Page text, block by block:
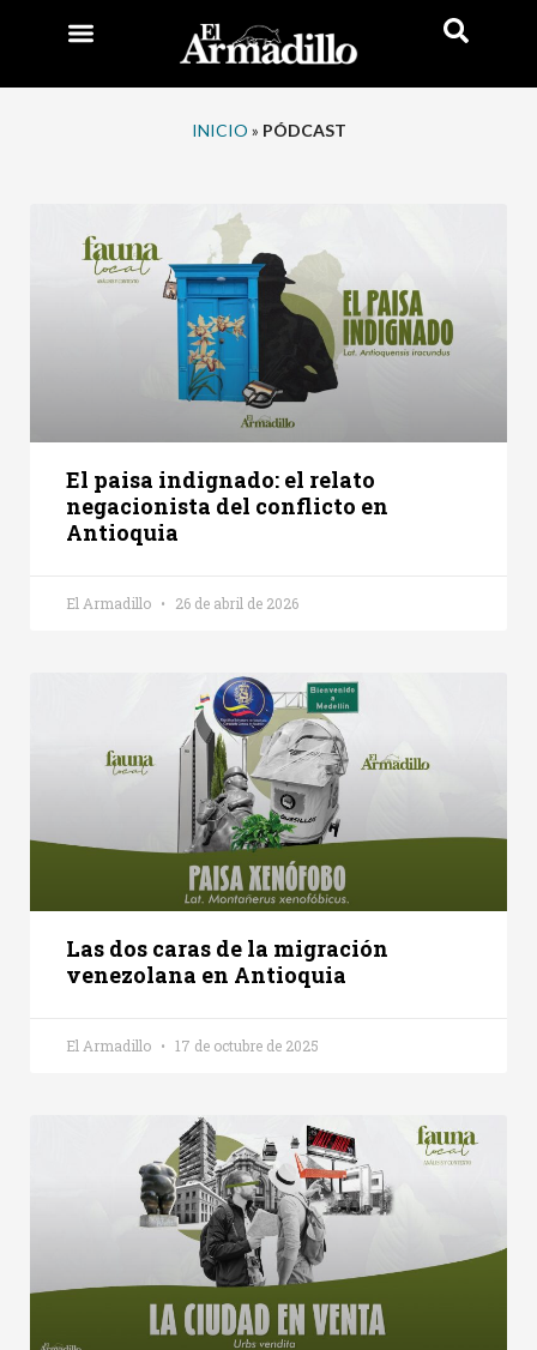
INICIO » PÓDCAST
El paisa indignado: el relato
negacionista del conflicto en
Antioquia
El Armadillo 26 de abril de 2026
Las dos caras de la migración
venezolana en Antioquia
El Armadillo 17 de octubre de 2025